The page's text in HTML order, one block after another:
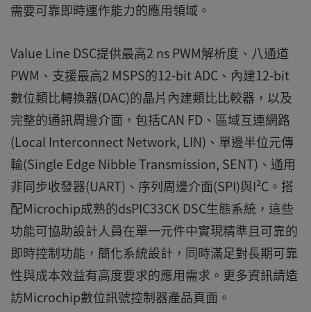
需要可靠即時運作能力的應用領域。
Value Line DSC提供最高2 ns PWM解析度、八通道
PWM、支援最高2 MSPS的12-bit ADC、內建12-bit
數位類比轉換器(DAC)的晶片內建類比比較器，以及
完整的通訊周邊介面，包括CAN FD、區域互連網路
(Local Interconnect Network, LIN)、單邊半位元傳
輸(Single Edge Nibble Transmission, SENT)、通用
非同步收發器(UART)、序列周邊介面(SPI)與I²C。搭
配Microchip成熟的dsPIC33CK DSC生態系統，這些
功能可協助設計人員在單一元件中實現精準且可靠的
即時控制功能，簡化系統設計，同時滿足對長期可靠
性與成本效益有高度要求的應用需求。更多資訊請造
訪Microchip數位訊號控制器產品頁面。